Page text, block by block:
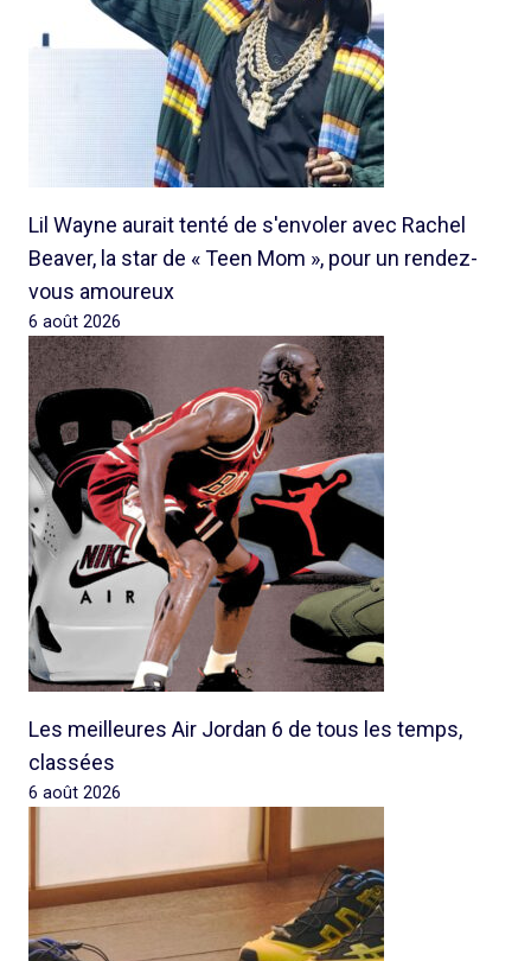
Lil Wayne aurait tenté de s'envoler avec Rachel
Beaver, la star de « Teen Mom », pour un rendez-
vous amoureux
6 août 2026
Les meilleures Air Jordan 6 de tous les temps,
classées
6 août 2026